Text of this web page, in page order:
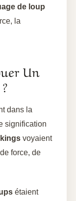
de loup
la
Un
dans la
signification
voyaient
force, de
étaient